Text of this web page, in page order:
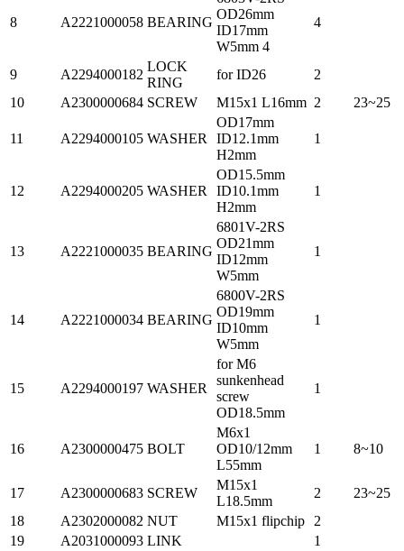
8 A2221000058 BEARING
OD26mm
ID17mm
W5mm 4
4
9 A2294000182
LOCK
RING
for ID26
2
10
A2300000684 SCREW M15x1 L16mm 2 23~25
11 A2294000105 WASHER
OD17mm
ID12.1mm
H2mm
1
12 A2294000205 WASHER
OD15.5mm
ID10.1mm
H2mm
1
13 A2221000035 BEARING
6801V-2RS
OD21mm
ID12mm
W5mm
1
14 A2221000034 BEARING
6800V-2RS
OD19mm
ID10mm
W5mm
1
15 A2294000197 WASHER
for M6
sunkenhead
screw
OD18.5mm
1
16 A2300000475 BOLT
M6x1
OD10/12mm
L55mm
1 8~10
17 A2300000683 SCREW
M15x1
L18.5mm
2
23~25
18
A2302000082 NUT M15x1 flipchip
2
19
A2031000093 LINK
1